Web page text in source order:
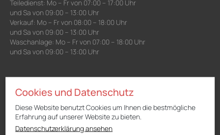
Teiledienst: Mo – Fr von 07:00 – 17:00 Uhr
und Sa von 09:00 – 13:00 Uhr
Verkauf: Mo – Fr von 08:00 – 18:00 Uhr
und Sa von 09:00 – 13:00 Uhr
Waschanlage: Mo – Fr von 07:00 – 18:00 Uhr
und Sa von 09:00 – 13:00 Uhr
CUPRA & SEAT
99867 Gotha
Anfahrt:Route planen mit Google Maps
Cookies und Datenschutz
Diese Website benutzt Cookies um Ihnen die bestmögliche
Erfahrung auf unserer Website zu bieten.
Datenschutzerklärung ansehen